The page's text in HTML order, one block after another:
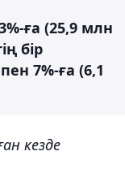
ға (25,9 млн
бір
7%-ға (6,1
кезде